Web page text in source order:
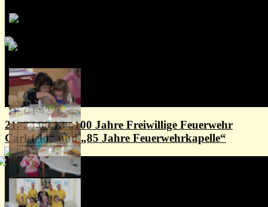
21.-23.06.13 „100 Jahre Freiwillige Feuerwehr
Carlsfeld“ und „85 Jahre Feuerwehrkapelle“